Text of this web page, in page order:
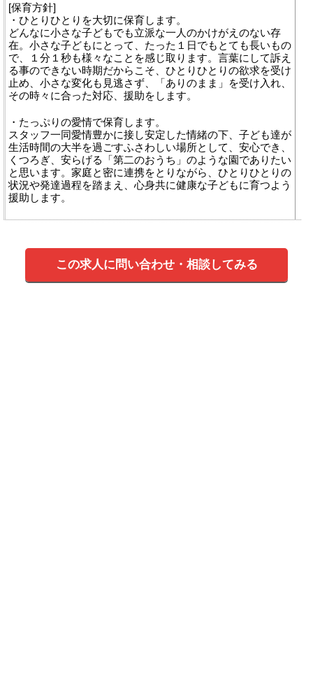
[保育方針]
・ひとりひとりを大切に保育します。
どんなに小さな子どもでも立派な一人のかけがえのない存
在。小さな子どもにとって、たった１日でもとても長いもの
で、１分１秒も様々なことを感じ取ります。言葉にして訴え
る事のできない時期だからこそ、ひとりひとりの欲求を受け
止め、小さな変化も見逃さず、「ありのまま」を受け入れ、
その時々に合った対応、援助をします。
・たっぷりの愛情で保育します。
スタッフ一同愛情豊かに接し安定した情緒の下、子ども達が
生活時間の大半を過ごすふさわしい場所として、安心でき、
くつろぎ、安らげる「第二のおうち」のような園でありたい
と思います。家庭と密に連携をとりながら、ひとりひとりの
状況や発達過程を踏まえ、心身共に健康な子どもに育つよう
援助します。
この求人に問い合わせ・相談してみる